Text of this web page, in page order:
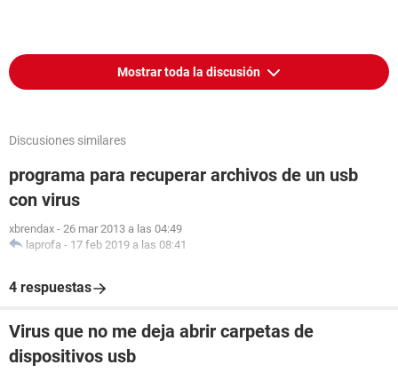
Mostrar toda la discusión
Discusiones similares
programa para recuperar archivos de un usb
con virus
xbrendax - 26 mar 2013 a las 04:49
laprofa - 17 feb 2019 a las 08:41
4 respuestas
Virus que no me deja abrir carpetas de
dispositivos usb